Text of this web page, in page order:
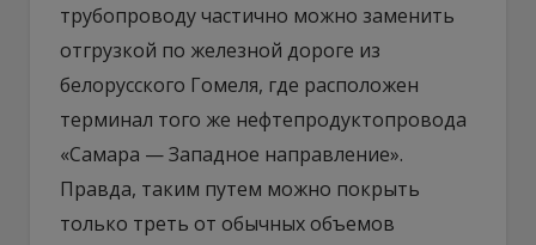
трубопроводу частично можно заменить
отгрузкой по железной дороге из
белорусского Гомеля, где расположен
терминал того же нефтепродуктопровода
«Самара — Западное направление».
Правда, таким путем можно покрыть
только треть от обычных объемов